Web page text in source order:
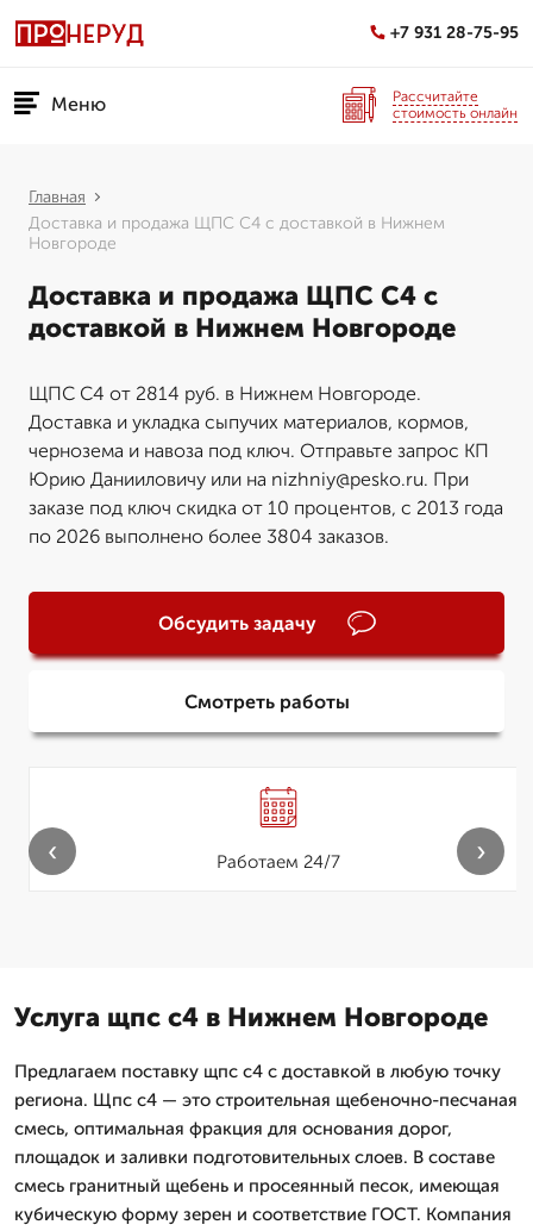
+7 931 28-75-95
Меню
Рассчитайте
стоимость онлайн
Главная
Доставка и продажа ЩПС С4 с доставкой в Нижнем
Новгороде
Доставка и продажа ЩПС С4 с
доставкой в Нижнем Новгороде
ЩПС С4 от 2814 руб. в Нижнем Новгороде.
Доставка и укладка сыпучих материалов, кормов,
чернозема и навоза под ключ. Отправьте запрос КП
Юрию Данииловичу или на nizhniy@pesko.ru. При
заказе под ключ скидка от 10 процентов, с 2013 года
по 2026 выполнено более 3804 заказов.
Обсудить задачу
Смотреть работы
Работаем 24/7
‹ ›
Услуга щпс с4 в Нижнем Новгороде
Предлагаем поставку щпс с4 с доставкой в любую точку
региона. Щпс с4 — это строительная щебеночно-песчаная
смесь, оптимальная фракция для основания дорог,
площадок и заливки подготовительных слоев. В составе
смесь гранитный щебень и просеянный песок, имеющая
кубическую форму зерен и соответствие ГОСТ. Компания